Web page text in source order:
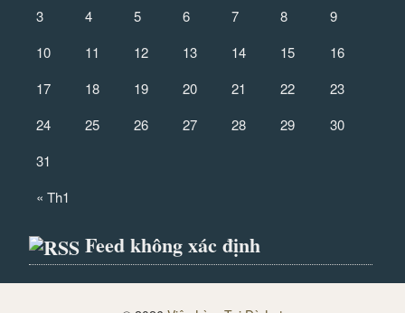
« Th1
3
4 5 6 7 8
9
10
11 12 13 14 15
16
17
18 19 20 21 22
23
24
25 26 27 28 29
30
31
Feed không xác định